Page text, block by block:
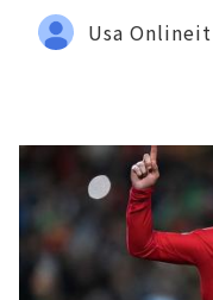
Usa Onlineit